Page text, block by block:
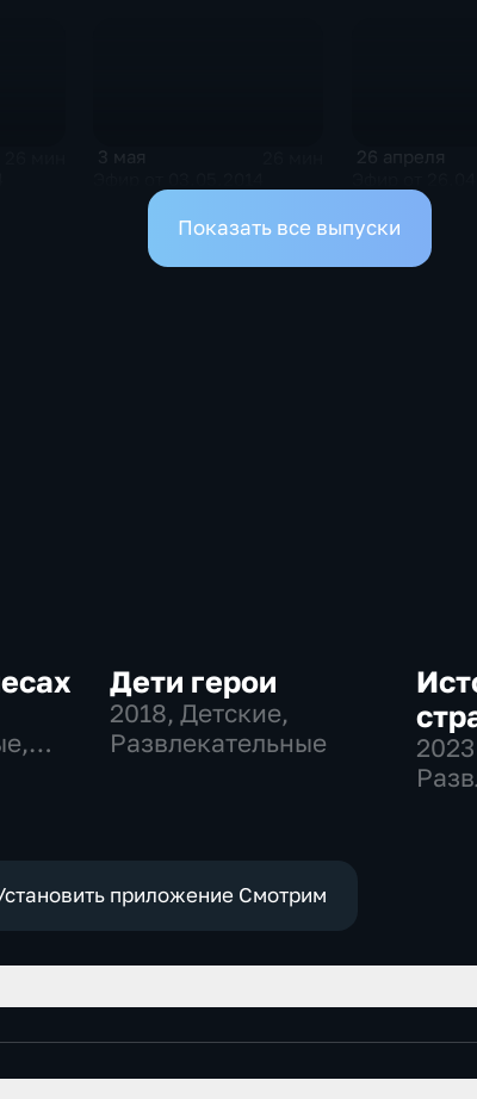
3 мая 26 апреля
Показать все выпуски
Дети герои
2018, Детские,
Развлекательные
приложение Смотрим